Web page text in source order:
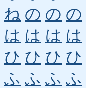
ね の の の
は は は は
ひ ひ ひ ひ
ふ ふ ふ ふ